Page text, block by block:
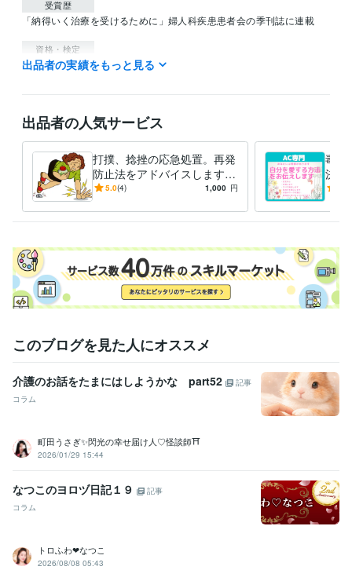
受賞歴
「納得いく治療を受けるために」婦人科疾患患者会の季刊誌に連載
資格・検定
鍼灸師 取得年 : 1997年
ケアマネジャー 取得年 : 2007年
得意分野
悩み相談・カウンセリング ペットロス HPS
カウンセリング
住まい・美容・生活相談 子宮筋腫、子宮内膜症、更年期症状
閃輝暗
点を伴う片頭痛
健康
出品者の実績をもっと見る
出品者の人気サービス
打撲、捻挫の応急処置。再発
防止法をアドバイスします
病院が開いていない、応急処
下さい
5.0(4) 1,000 円
毒親
決し
ーク
このブログを見た人にオススメ
介護のお話をたまにはしようかな part52
記事
コラム
町田うさぎ✨閃光の幸せ届け人♡怪談師⛩️
2026/01/29 15:44
なつこのヨロヅ日記１９
記事
コラム
トロふわ❤なつこ
2026/08/08 05:43